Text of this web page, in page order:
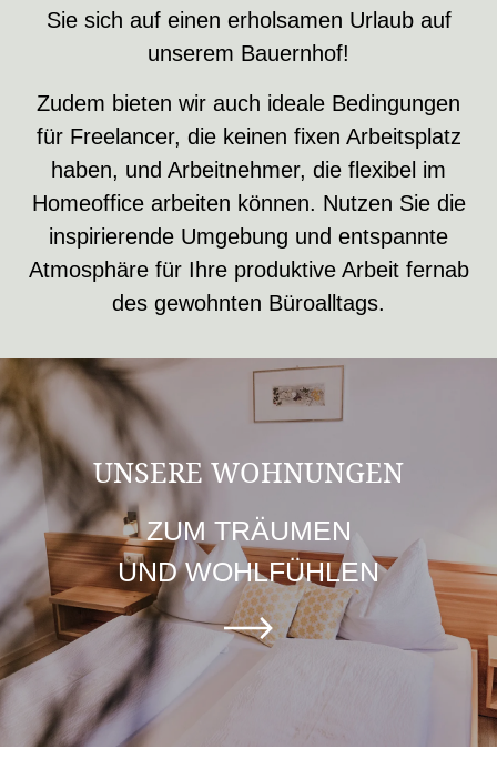
Sie sich auf einen erholsamen Urlaub auf
unserem Bauernhof!
Zudem bieten wir auch ideale Bedingungen
für Freelancer, die keinen fixen Arbeitsplatz
haben, und Arbeitnehmer, die flexibel im
Homeoffice arbeiten können. Nutzen Sie die
inspirierende Umgebung und entspannte
Atmosphäre für Ihre produktive Arbeit fernab
des gewohnten Büroalltags.
UNSERE WOHNUNGEN
ZUM TRÄUMEN
UND WOHLFÜHLEN